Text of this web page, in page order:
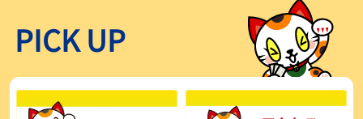
【とこなめボート】塚越海斗が優勝戦で脅威の伸びを披露する「合
ったときの伸びは自分が一番」
2026年08月03日
PICK UP